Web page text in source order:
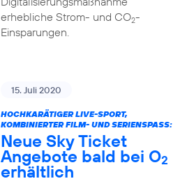
erhebliche Strom- und CO2-
Einsparungen.
15. Juli 2020
HOCHKARÄTIGER LIVE-SPORT,
KOMBINIERTER FILM- UND SERIENSPASS:
Neue Sky Ticket
Angebote bald bei O2
erhältlich